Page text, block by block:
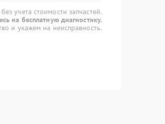
учета стоимости запчастей.
на бесплатную диагностику.
и укажем на неисправность.